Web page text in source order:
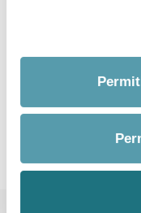
como de tareas
de Medicamentos